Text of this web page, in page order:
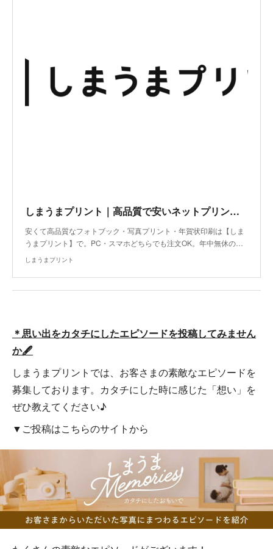
しまうまプリント｜高品質で安いネットプリント専門店
安くて高品質なフォトブック・写真プリント・年賀状印刷は【しま
うまプリント】で。PC・スマホどちらでも注文OK。年中無休の…
しまうまプリント
＊思い出をカタチにしたエピソードを投稿してみません
か🖋
しまうまプリントでは、お客さまの素敵なエピソードを
募集しております。カタチにした時に感じた「想い」を
ぜひ教えてください♪
▼ご投稿はこちらのサイトから